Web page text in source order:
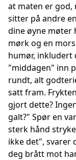
at maten er god,
sitter på andre
dine øyne møter
mørk og en
humør, inkludert
"middagen" inn
rundt, alt
satt fram.
gjort dette?
galt?" Spør en
sterk hånd
ikke det", svarer
deg brått mot